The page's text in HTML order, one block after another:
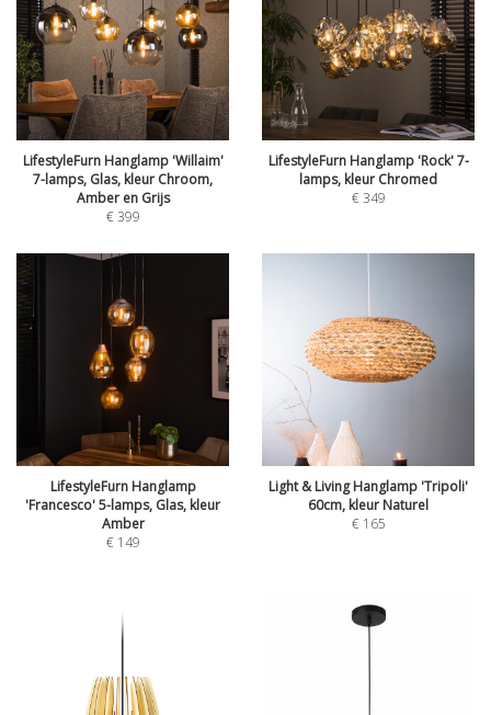
LifestyleFurn Hanglamp 'Willaim'
7-lamps, Glas, kleur Chroom,
Amber en Grijs
€399
LifestyleFurn Hanglamp 'Rock' 7-
lamps, kleur Chromed
€349
LifestyleFurn Hanglamp
'Francesco' 5-lamps, Glas, kleur
Amber
€ 149
Light & Living Hanglamp 'Tripoli'
60cm, kleur Naturel
€ 165